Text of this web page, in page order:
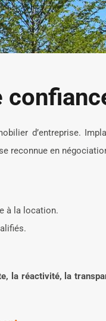
d’entreprise.
reconnue en
à la location.
la réactivité, la